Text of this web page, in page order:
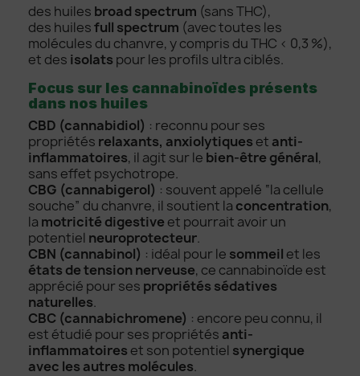
des huiles broad spectrum (sans THC),
des huilesfull spectrum (avec toutes les
molécules du chanvre, y compris du THC < 0,3 %),
et des isolats pour les profils ultra ciblés.
Focus sur les cannabinoïdes présents
dans nos huiles
CBD (cannabidiol) : reconnu pour ses
propriétés relaxants, anxiolytiques et anti-
inflammatoires, il agit sur le bien-être général,
sans effet psychotrope.
CBG (cannabigerol) : souvent appelé “la cellule
souche” du chanvre, il soutient la concentration,
la motricité digestive et pourrait avoir un
potentiel neuroprotecteur.
CBN (cannabinol) : idéal pour le sommeil et les
états de tension nerveuse, ce cannabinoïde est
apprécié pour ses propriétés sédatives
naturelles.
CBC (cannabichromene) : encore peu connu, il
est étudié pour ses propriétés anti-
inflammatoires et son potentiel synergique
avec les autres molécules.